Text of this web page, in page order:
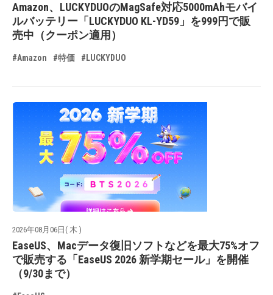
Amazon、LUCKYDUOのMagSafe対応5000mAhモバイ
ルバッテリー「LUCKYDUO KL-YD59」を999円で販
売中（クーポン適用）
#Amazon #特価 #LUCKYDUO
2026年08月06日( 木 )
EaseUS、Macデータ復旧ソフトなどを最大75%オフ
で販売する「EaseUS 2026 新学期セール」を開催
（9/30まで）